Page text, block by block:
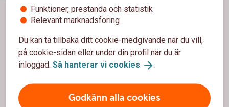
Funktioner, prestanda och statistik
Relevant marknadsföring
Du kan ta tillbaka ditt cookie-medgivande när du vill,
på cookie-sidan eller under din profil när du är
inloggad. Så hanterar vi cookies .
Godkänn alla cookies
Sidfot
Hitta snabbt
Kontakta oss
Spärrhjälp